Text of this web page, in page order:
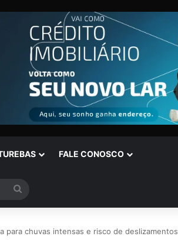
FALE CONOSCO
por
para chuvas intensas e risco de deslizamentos